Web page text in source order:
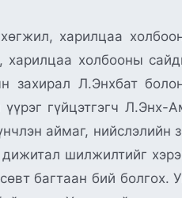
харилцаа
харилцаа холбооны
захирал Л.Энхбат
үүрэг гүйцэтгэгч Л.Энх-
аймаг, нийслэлийн
шилжилтийг
багтаан бий